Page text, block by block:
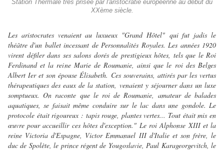
Station Thermale très prisée par l'aristocratie européenne au début du
XXème siècle.
Les aristocrates venaient au luxueux "Grand Hôtel" qui fut jadis le
théâtre d'un ballet incessant de Personnalités Royales. Les années 1920
virent défiler dans ses salons dorés de prestigieux hôtes, tels que le Roi
Ferdinand et la reine Marie de Roumanie, ainsi que le roi des Belges
Albert Ier et son épouse Élisabeth. Ces souverains, attirés par les vertus
thérapeutiques des eaux de la station, venaient y séjourner dans un luxe
somptueux. On raconte que le roi de Roumanie, amateur de balades
aquatiques, se faisait même conduire sur le lac dans une gondole. Le
protocole était rigoureux : tapis rouge, plantes vertes... Tout était mis en
œuvre pour accueillir ces hôtes d'exception."Le roi Alphonse XIII et la
reine Victoria d'Espagne, Victor Emmanuel III d'Italie et son frère, le
duc de Spolète, le prince régent de Yougoslavie, Paul Karageorgevitch, le